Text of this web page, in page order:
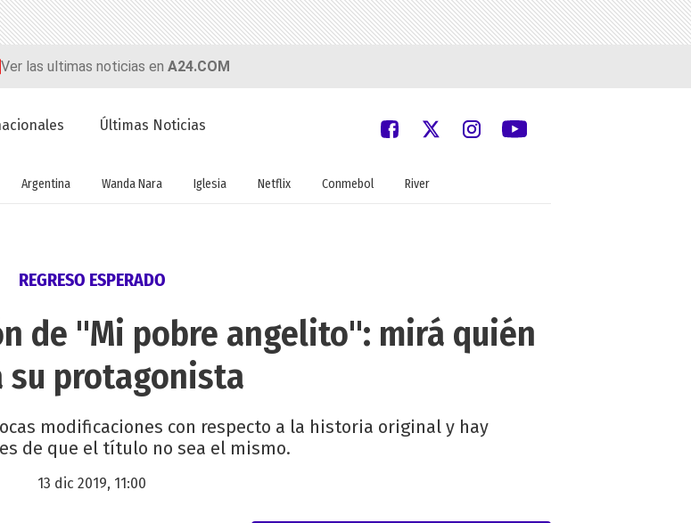
Ver las ultimas noticias en A24.COM
Últimas Noticias
Argentina Wanda Nara Iglesia Netflix Conmebol River
REGRESO ESPERADO
de "Mi pobre angelito": mirá quién
su protagonista
modificaciones con respecto a la historia original y hay
de que el título no sea el mismo.
13 dic 2019, 11:00